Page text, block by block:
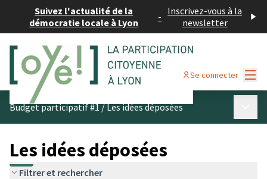
Suivez l'actualité de la
démocratie locale à Lyon
- Inscrivez-vous à la
newsletter
Se connecter
Budget participatif #1/Les idées déposées
Les idées déposées
Filtrer et rechercher